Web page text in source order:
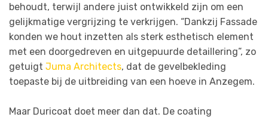
behoudt, terwijl andere juist ontwikkeld zijn om een
gelijkmatige vergrijzing te verkrijgen. “Dankzij Fassade
konden we hout inzetten als sterk esthetisch element
met een doorgedreven en uitgepuurde detaillering”, zo
getuigt Juma Architects, dat de gevelbekleding
toepaste bij de uitbreiding van een hoeve in Anzegem.
Maar Duricoat doet meer dan dat. De coating